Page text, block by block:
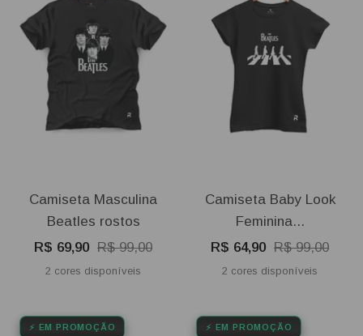
Camiseta Masculina
Beatles rostos
Preço
promocional
R$ 69,90 Preço
normal
R$ 99,00
2 cores disponíveis
Camiseta Baby Look
Feminina...
Preço
promocional
R$ 64,90 Preço
normal
R$ 99,00
2 cores disponíveis
⚡ EM PROMOÇÃO ⚡ EM PROMOÇÃO